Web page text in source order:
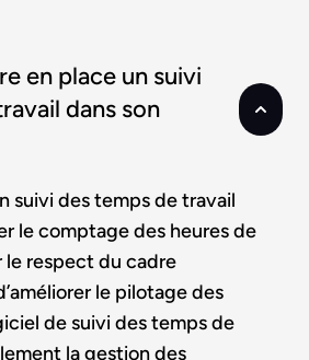
en place un suivi
dans son
suivi des temps de travail
le comptage des heures de
le respect du cadre
le pilotage des
de suivi des temps de
la gestion des